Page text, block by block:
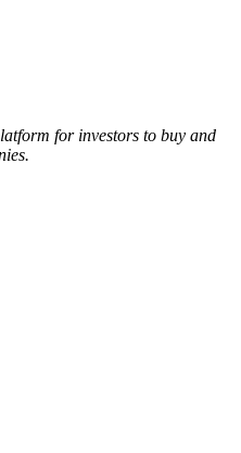
for investors to buy and